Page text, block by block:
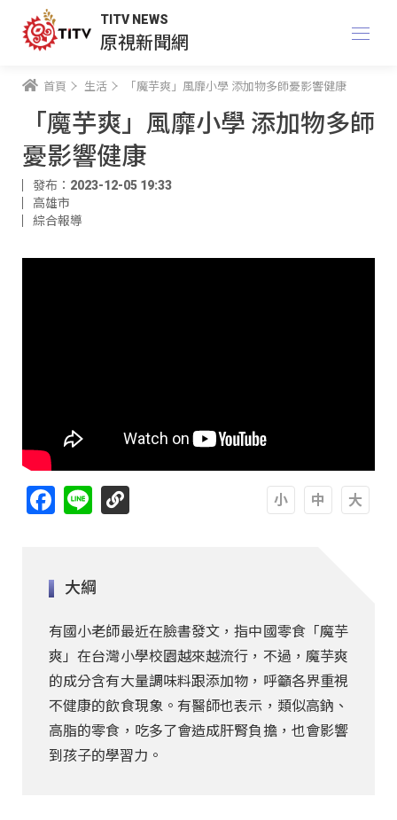
TITV NEWS
原視新聞網
首頁 生活 「魔芋爽」風靡小學 添加物多師憂影響健康
「魔芋爽」風靡小學 添加物多師
憂影響健康
發布：2023-12-05 19:33
高雄市
綜合報導
Facebook
Line
大綱
有國小老師最近在臉書發文，指中國零食「魔芋
爽」在台灣小學校園越來越流行，不過，魔芋爽
的成分含有大量調味料跟添加物，呼籲各界重視
不健康的飲食現象。有醫師也表示，類似高鈉、
高脂的零食，吃多了會造成肝腎負擔，也會影響
到孩子的學習力。